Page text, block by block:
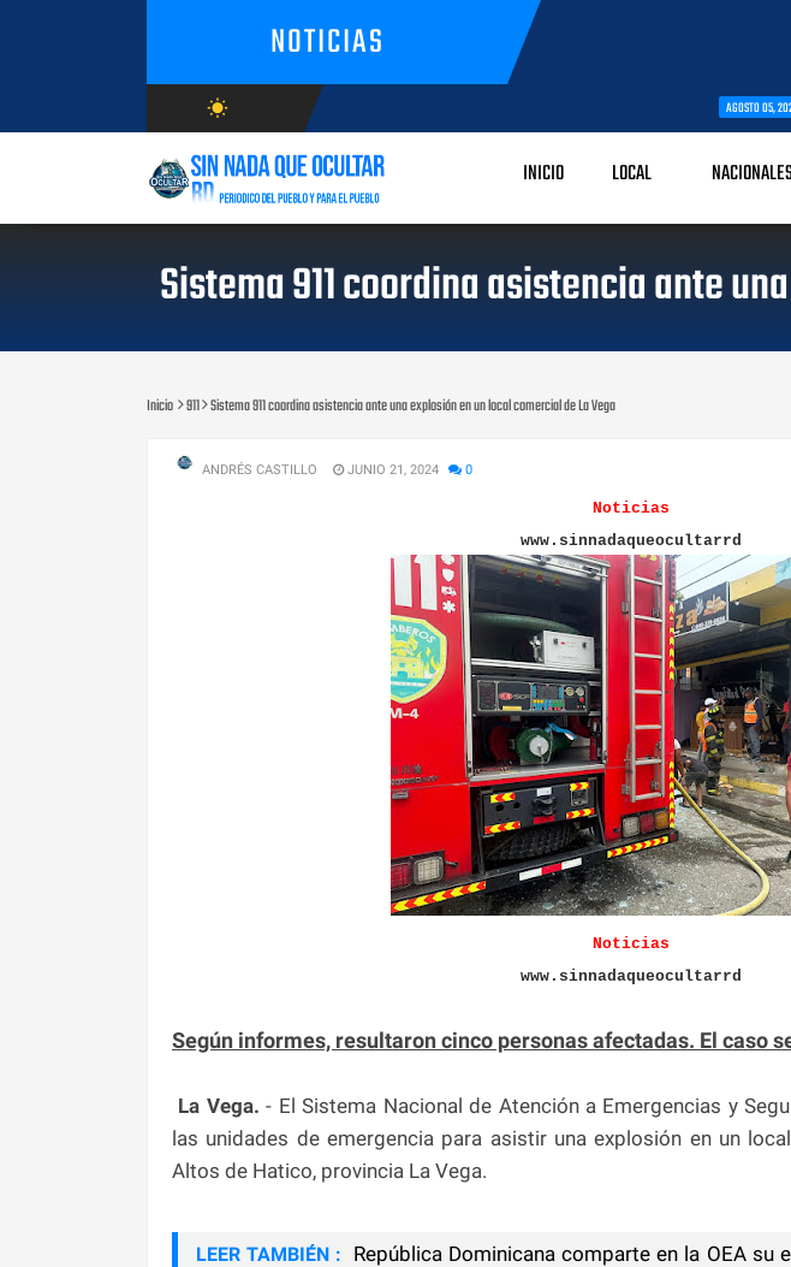
NOTICIAS
wb_sunny
AGOSTO/6/2026
INICIO LOCAL
Sistema 911 coordina asistencia ante
Inicio 911 Sistema 911 coordina asistencia ante una explosión en un local comercial de La Vega
ANDRÉS CASTILLO JUNIO 21, 2024 0
Noticias
www.sinnadaqueocultarrd
Noticias
www.sinnadaqueocultarrd
Según informes, resultaron cinco personas afectadas. El caso
La Vega. - El Sistema Nacional de Atención a Emergencias y
las unidades de emergencia para asistir una explosión en un
Altos de Hatico, provincia La Vega.
LEER TAMBIÉN :
República Dominicana comparte en la OEA su